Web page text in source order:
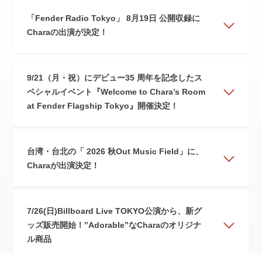
「Fender Radio Tokyo」 8月19日 公開収録に
Charaの出演が決定！
9/21（月・祝）にデビュー35 周年を記念したス
ペシャルイベント『Welcome to Chara’s Room
at Fender Flagship Tokyo』開催決定！
台湾・台北の「 2026 秋Out Music Field」に、
Charaが出演決定！
7/26(日)Billboard Live TOKYO公演から、新グ
ッズ販売開始！”Adorable”なCharaのオリジナ
ル商品